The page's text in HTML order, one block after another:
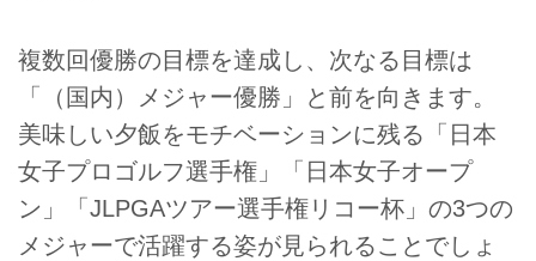
複数回優勝の目標を達成し、次なる目標は
「（国内）メジャー優勝」と前を向きます。
美味しい夕飯をモチベーションに残る「日本
女子プロゴルフ選手権」「日本女子オープ
ン」「JLPGAツアー選手権リコー杯」の3つの
メジャーで活躍する姿が見られることでしょ